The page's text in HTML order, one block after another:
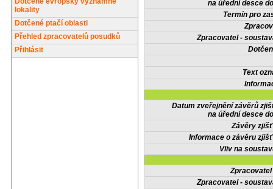
lokality
Dotčené ptačí oblasti
Přehled zpracovatelů posudků
Přihlásit
na úřední desce
Termín pro
Zpracovatel -
Text
Datum zveřejnění závěrů
na úřední desce
Závěry
Informace o závěru
Vliv na
Zpracovatel -